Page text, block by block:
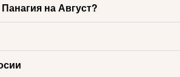
на Август?